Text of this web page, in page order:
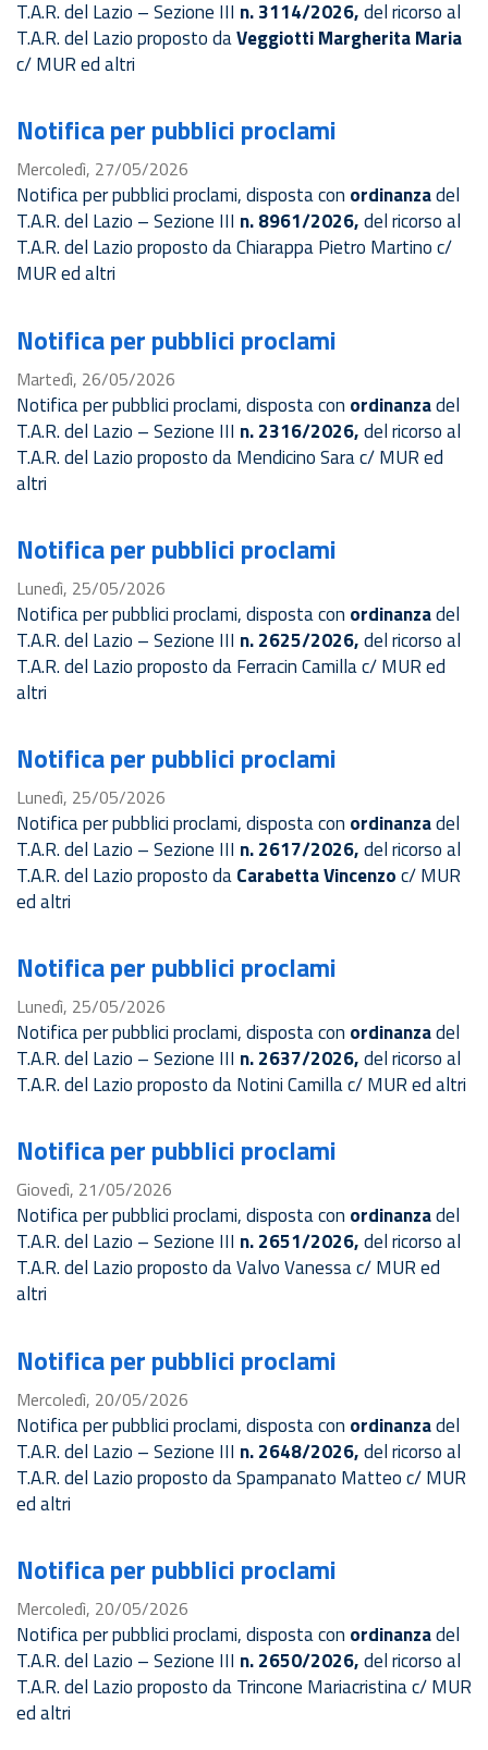
T.A.R. del Lazio – Sezione III n. 3114/2026,del ricorso al
T.A.R. del Lazioproposto daVeggiotti Margherita Maria
c/ MUR ed altri
Notifica per pubblici proclami
Mercoledì, 27/05/2026
Notifica per pubblici proclami, disposta con ordinanzadel
T.A.R. del Lazio – Sezione III n. 8961/2026,del ricorso al
T.A.R. del Lazioproposto da Chiarappa Pietro Martino c/
MUR ed altri
Notifica per pubblici proclami
Martedì, 26/05/2026
Notifica per pubblici proclami, disposta con ordinanzadel
T.A.R. del Lazio – Sezione III n. 2316/2026,del ricorso al
T.A.R. del Lazioproposto da Mendicino Sara c/ MUR ed
altri
Notifica per pubblici proclami
Lunedì, 25/05/2026
Notifica per pubblici proclami, disposta con ordinanzadel
T.A.R. del Lazio – Sezione III n. 2625/2026,del ricorso al
T.A.R. del Lazio proposto da Ferracin Camilla c/ MUR ed
altri
Notifica per pubblici proclami
Lunedì, 25/05/2026
Notifica per pubblici proclami, disposta con ordinanzadel
T.A.R. del Lazio – Sezione III n. 2617/2026,del ricorso al
T.A.R. del Lazioproposto daCarabetta Vincenzoc/ MUR
ed altri
Notifica per pubblici proclami
Lunedì, 25/05/2026
Notifica per pubblici proclami, disposta con ordinanzadel
T.A.R. del Lazio – Sezione III n. 2637/2026,del ricorso al
T.A.R. del Lazio proposto da Notini Camilla c/ MUR ed altri
Notifica per pubblici proclami
Giovedì, 21/05/2026
Notifica per pubblici proclami, disposta con ordinanzadel
T.A.R. del Lazio – Sezione III n. 2651/2026,del ricorso al
T.A.R. del Lazioproposto da Valvo Vanessa c/ MUR ed
altri
Notifica per pubblici proclami
Mercoledì, 20/05/2026
Notifica per pubblici proclami, disposta con ordinanzadel
T.A.R. del Lazio – Sezione III n. 2648/2026,del ricorso al
T.A.R. del Lazio proposto da Spampanato Matteo c/ MUR
ed altri
Notifica per pubblici proclami
Mercoledì, 20/05/2026
Notifica per pubblici proclami, disposta con ordinanzadel
T.A.R. del Lazio – Sezione III n. 2650/2026,del ricorso al
T.A.R. del Lazio proposto da Trincone Mariacristina c/ MUR
ed altri